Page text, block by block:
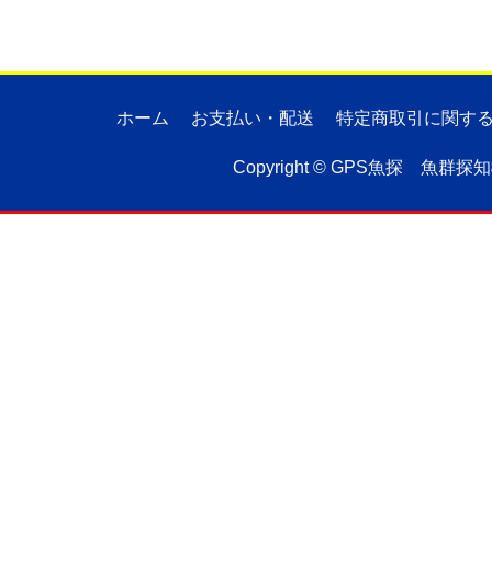
ホーム お支払い・配送 特定商取引に関す
Copyright © GPS魚探 魚群探